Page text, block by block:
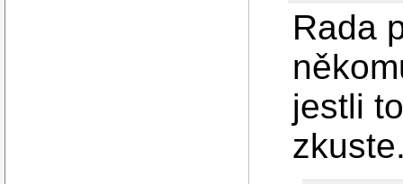
Rada
jestli